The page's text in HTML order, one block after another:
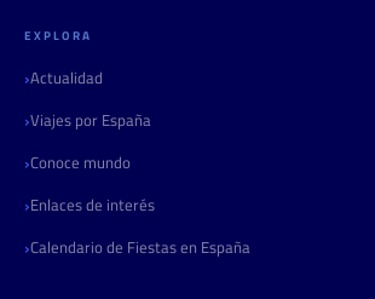
EXPLORA
Actualidad
Viajes por España
Conoce mundo
Enlaces de interés
Calendario de Fiestas en España